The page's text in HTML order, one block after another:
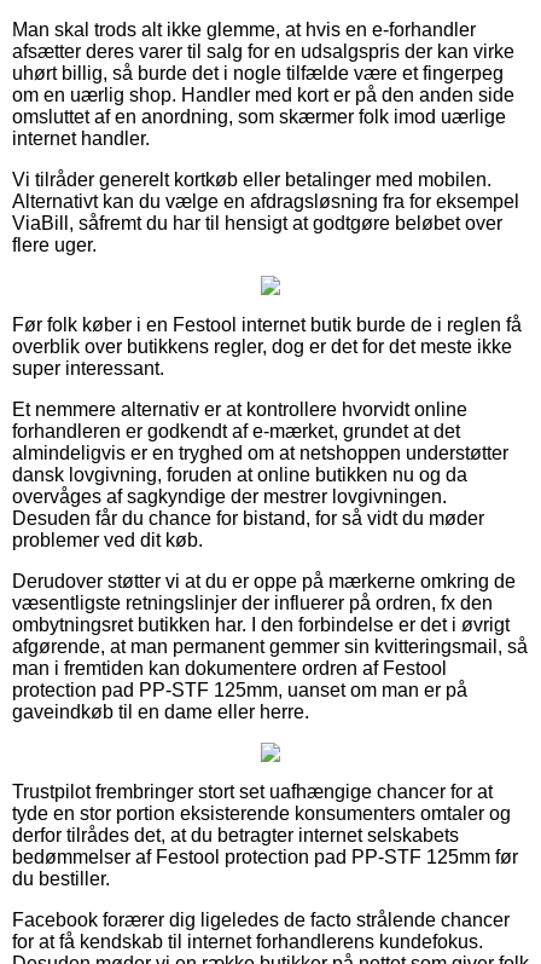
Man skal trods alt ikke glemme, at hvis en e-forhandler
afsætter deres varer til salg for en udsalgspris der kan virke
uhørt billig, så burde det i nogle tilfælde være et fingerpeg
om en uærlig shop. Handler med kort er på den anden side
omsluttet af en anordning, som skærmer folk imod uærlige
internet handler.
Vi tilråder generelt kortkøb eller betalinger med mobilen.
Alternativt kan du vælge en afdragsløsning fra for eksempel
ViaBill, såfremt du har til hensigt at godtgøre beløbet over
flere uger.
Før folk køber i en Festool internet butik burde de i reglen få
overblik over butikkens regler, dog er det for det meste ikke
super interessant.
Et nemmere alternativ er at kontrollere hvorvidt online
forhandleren er godkendt af e-mærket, grundet at det
almindeligvis er en tryghed om at netshoppen understøtter
dansk lovgivning, foruden at online butikken nu og da
overvåges af sagkyndige der mestrer lovgivningen.
Desuden får du chance for bistand, for så vidt du møder
problemer ved dit køb.
Derudover støtter vi at du er oppe på mærkerne omkring de
væsentligste retningslinjer der influerer på ordren, fx den
ombytningsret butikken har. I den forbindelse er det i øvrigt
afgørende, at man permanent gemmer sin kvitteringsmail, så
man i fremtiden kan dokumentere ordren af Festool
protection pad PP-STF 125mm, uanset om man er på
gaveindkøb til en dame eller herre.
Trustpilot frembringer stort set uafhængige chancer for at
tyde en stor portion eksisterende konsumenters omtaler og
derfor tilrådes det, at du betragter internet selskabets
bedømmelser af Festool protection pad PP-STF 125mm før
du bestiller.
Facebook forærer dig ligeledes de facto strålende chancer
for at få kendskab til internet forhandlerens kundefokus.